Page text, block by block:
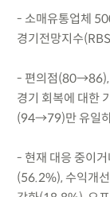
- 소매유통업체
경기전망지수
- 편의점
경기 회복에 대한
(94→79)만 유일
- 현재 대응 중이
(56.2%), 수익개